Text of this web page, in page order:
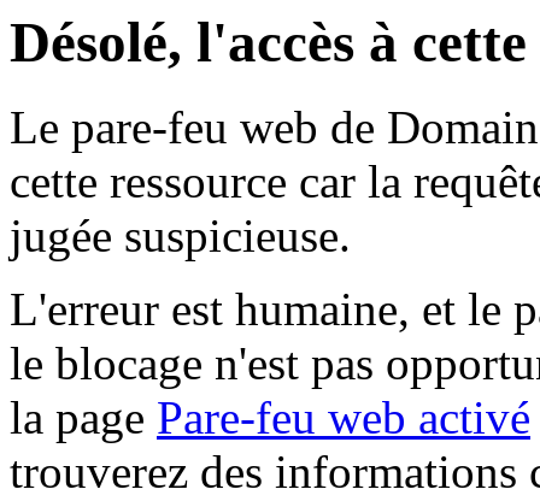
Désolé, l'accès à
Le pare-feu web de
cette ressource car la
jugée suspicieuse.
L'erreur est humaine, et le
le blocage n'est pas
la page Pare-feu web activé
trouverez des informations